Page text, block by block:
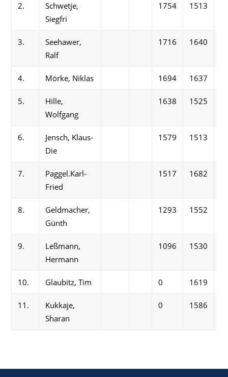
2.
Schwetje,
Siegfri
1754 1513
3.
Seehawer,
Ralf
1716 1640
4. Mörke, Niklas 1694 1637
5.
Hille,
Wolfgang
1638 1525
6.
Jensch, Klaus-
Die
1579 1513
7.
Paggel.Karl-
Fried
1517 1682
8.
Geldmacher,
Günth
1293 1552
9.
Leßmann,
Hermann
1096 1530
10. Glaubitz, Tim 0 1619
11.
Kukkaje,
Sharan
0 1586